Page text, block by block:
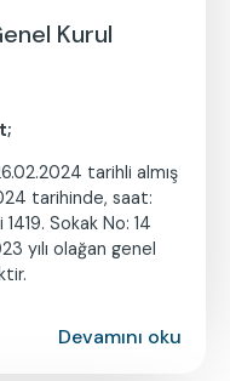
Kurul
tarihli almış
tarihinde, saat:
Sokak No: 14
yılı olağan genel
Devamını oku